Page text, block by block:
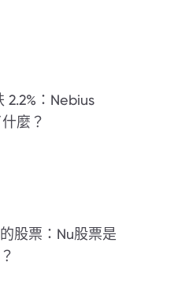
2.2%：Nebius
麼？
股票：Nu股票是